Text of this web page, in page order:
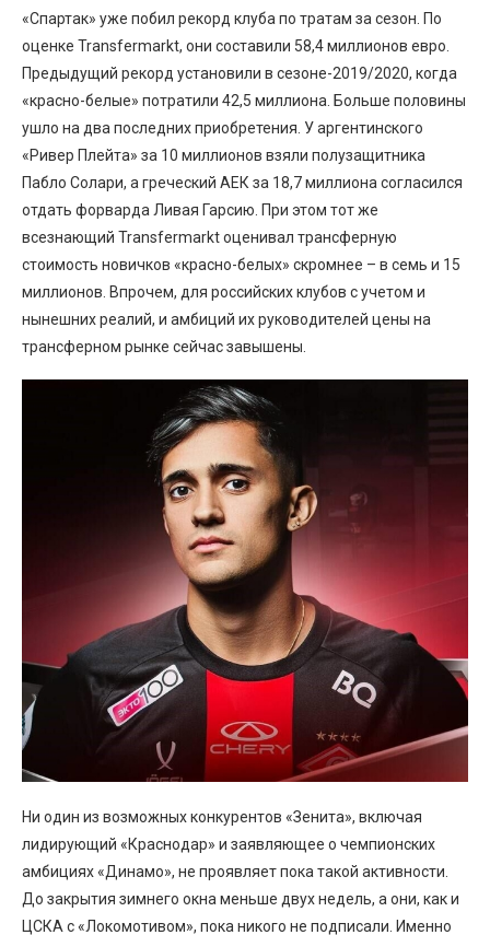
«Спартак» уже побил рекорд клуба по тратам за сезон. По
оценке Transfermarkt, они составили 58,4 миллионов евро.
Предыдущий рекорд установили в сезоне-2019/2020, когда
«красно-белые» потратили 42,5 миллиона. Больше половины
ушло на два последних приобретения. У аргентинского
«Ривер Плейта» за 10 миллионов взяли полузащитника
Пабло Солари, а греческий АЕК за 18,7 миллиона согласился
отдать форварда Ливая Гарсию. При этом тот же
всезнающий Transfermarkt оценивал трансферную
стоимость новичков «красно-белых» скромнее – в семь и 15
миллионов. Впрочем, для российских клубов с учетом и
нынешних реалий, и амбиций их руководителей цены на
трансферном рынке сейчас завышены.
Ни один из возможных конкурентов «Зенита», включая
лидирующий «Краснодар» и заявляющее о чемпионских
амбициях «Динамо», не проявляет пока такой активности.
До закрытия зимнего окна меньше двух недель, а они, как и
ЦСКА с «Локомотивом», пока никого не подписали. Именно